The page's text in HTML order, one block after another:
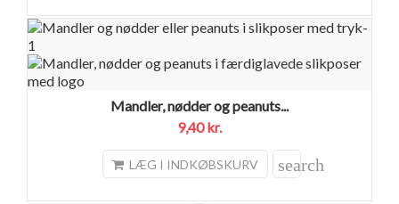
Mandler, nødder og peanuts...
9,40 kr.
LÆG I INDKØBSKURV search